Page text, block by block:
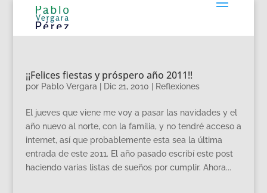
¡¡Felices fiestas y próspero año 2011!!
por Pablo Vergara Dic 21, 2010 Reflexiones
El jueves que viene me voy a pasar las navidades y el
año nuevo al norte, con la familia, y no tendré acceso a
internet, así que probablemente esta sea la última
entrada de este 2011. El año pasado escribí este post
haciendo varias listas de sueños por cumplir. Ahora...